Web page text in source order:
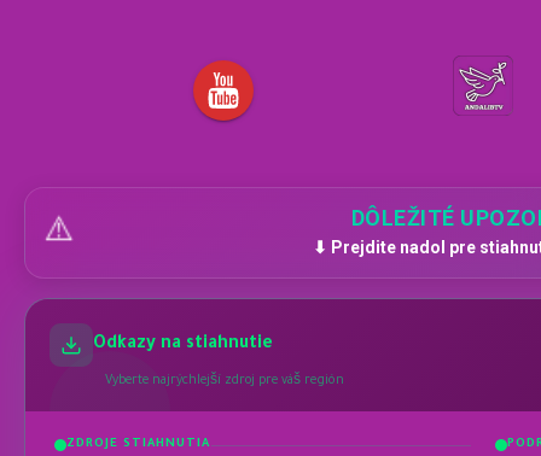
⚠️ DÔLEŽITÉ
⬇ Prejdite nadol pre